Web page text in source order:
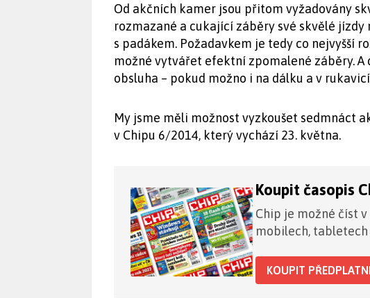
Od akčních kamer jsou přitom vyžadovány
rozmazané a cukající záběry své skvělé jízdy
s padákem. Požadavkem je tedy co nejvyšší
možné vytvářet efektní zpomalené záběry.
obsluha – pokud možno i na dálku a v
My jsme měli možnost vyzkoušet sedmnáct
v Chipu 6/2014, který vychází 23. května.
Koupit časopis
Chip je možné číst
mobilech,
KOUPIT